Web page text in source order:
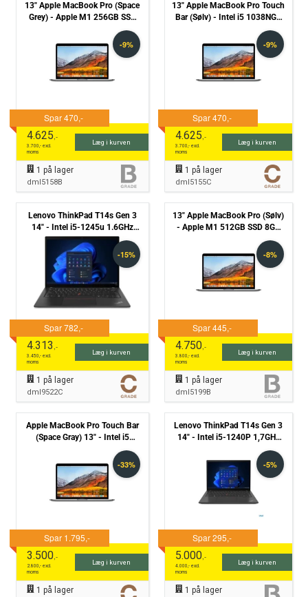
13" Apple MacBook Pro (Space
Grey) - Apple M1 256GB SSD
8GB (2020) - Grade B
4.625,-
3.700,- excl.
moms
Læg i kurven
1 på lager
dml5158B
13" Apple MacBook Pro Touch
Bar (Sølv) - Intel i5 1038NG7
2,0GHz 512GB SSD 16GB
(2020) - Grade C
4.625,-
3.700,- excl.
moms
Læg i kurven
1 på lager
dml5155C
Lenovo ThinkPad T14s Gen 3
14" - Intel i5-1245u 1.6GHz
512GB NVMe 16GB Win11 Pro
- Grade C
4.313,-
3.450,- excl.
moms
Læg i kurven
1 på lager
dml9522C
13" Apple MacBook Pro (Sølv)
- Apple M1 512GB SSD 8GB
4.750,-
3.800,- excl.
moms
Læg i kurven
1 på lager
dml5199B
Apple MacBook Pro Touch Bar
(Space Gray) 13" - Intel i5
8279U 2,4GHz 512GB SSD 8GB
(Mid-2019) - Grade C
3.500,-
2.800,- excl.
moms
Læg i kurven
1 på lager
Lenovo ThinkPad T14s Gen 3
14" - Intel i5-1240P 1,7GHz
512GB NVMe 16GB Win11
Pro - Grade B
5.000,-
4.000,- excl.
moms
Læg i kurven
1 på lager